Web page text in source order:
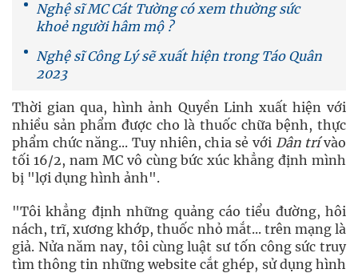
Nghệ sĩ MC Cát Tường có xem thường sức
khoẻ người hâm mộ ?
Nghệ sĩ Công Lý sẽ xuất hiện trong Táo Quân
2023
Thời gian qua, hình ảnh Quyền Linh xuất hiện với
nhiều sản phẩm được cho là thuốc chữa bệnh, thực
phẩm chức năng... Tuy nhiên, chia sẻ với Dân trívào
tối 16/2, nam MC vô cùng bức xúc khẳng định mình
bị "lợi dụng hình ảnh".
"Tôi khẳng định những quảng cáo tiểu đường, hôi
nách, trĩ, xương khớp, thuốc nhỏ mắt... trên mạng là
giả. Nửa năm nay, tôi cùng luật sư tốn công sức truy
tìm thông tin những website cắt ghép, sử dụng hình